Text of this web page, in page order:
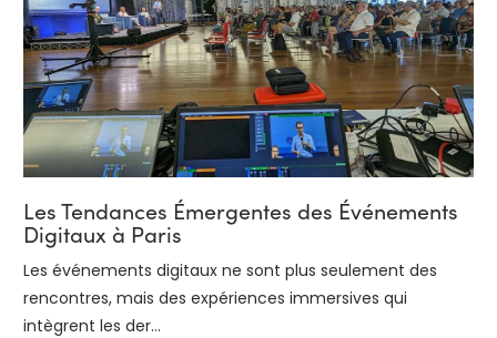
Les Tendances Émergentes des Événements
Digitaux à Paris
Les événements digitaux ne sont plus seulement des
rencontres, mais des expériences immersives qui
intègrent les der...